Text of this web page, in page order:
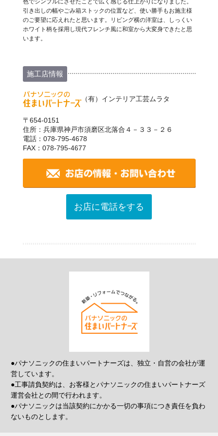
引き出しの幅やごみ箱ストックの位置など、使い勝手もお施主様
のご要望に応えれたと思います。リビング横の洋室は、しっくい
ホワイト柄を採用し現代フレンチ風に和室から大変身できたと思
います。
施工店情報
（有）インテリア工芸ムラタ
〒654-0151
住所：兵庫県神戸市須磨区北落合４－３３－２６
電話：078-795-4678
FAX：078-795-4677
お店に電話をする
●パナソニックの住まいパートナーズは、独立・自営の会社が運
営しています。
●工事請負契約は、お客様とパナソニックの住まいパートナーズ
運営会社との間で行われます。
●パナソニックは当該契約にかかる一切の事項につき責任を負わ
ないものとします。